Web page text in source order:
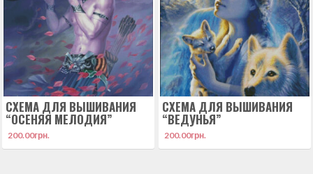
СХЕМА ДЛЯ ВЫШИВАНИЯ
“ОСЕНЯЯ МЕЛОДИЯ”
200.00грн.
СХЕМА ДЛЯ ВЫШИВАНИЯ
“ВЕДУНЬЯ”
200.00грн.